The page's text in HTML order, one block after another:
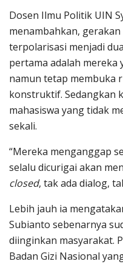
Dosen Ilmu Politik UIN
menambahkan,
terpolarisasi menjadi
pertama adalah
namun tetap membuka
konstruktif. Sedangkan
mahasiswa yang tidak
sekali.
“Mereka menganggap
selalu dicurigai akan
closed, tak ada dialog,
Lebih jauh ia
Subianto sebenarnya
diinginkan masyarakat.
Badan Gizi Nasional